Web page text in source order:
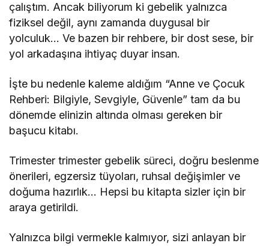
çalıştım. Ancak biliyorum ki gebelik yalnızca
fiziksel değil, aynı zamanda duygusal bir
yolculuk… Ve bazen bir rehbere, bir dost sese, bir
yol arkadaşına ihtiyaç duyar insan.
İşte bu nedenle kaleme aldığım “Anne ve Çocuk
Rehberi: Bilgiyle, Sevgiyle, Güvenle” tam da bu
dönemde elinizin altında olması gereken bir
başucu kitabı.
Trimester trimester gebelik süreci, doğru beslenme
önerileri, egzersiz tüyoları, ruhsal değişimler ve
doğuma hazırlık… Hepsi bu kitapta sizler için bir
araya getirildi.
Yalnızca bilgi vermekle kalmıyor, sizi anlayan bir